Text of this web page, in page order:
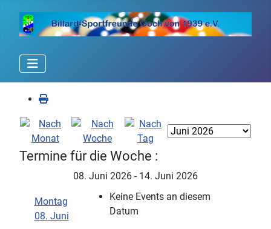
Termine für die Woche :
08. Juni 2026 - 14. Juni 2026
Montag
08. Juni
Keine Events an diesem
Datum